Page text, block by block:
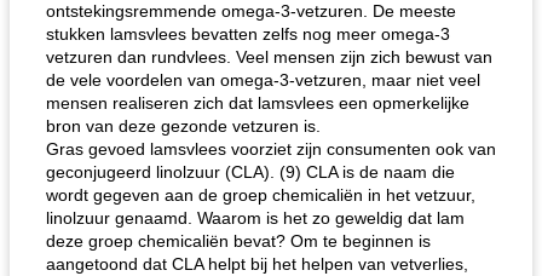
ontstekingsremmende omega-3-vetzuren. De meeste
stukken lamsvlees bevatten zelfs nog meer omega-3
vetzuren dan rundvlees. Veel mensen zijn zich bewust van
de vele voordelen van omega-3-vetzuren, maar niet veel
mensen realiseren zich dat lamsvlees een opmerkelijke
bron van deze gezonde vetzuren is.
Gras gevoed lamsvlees voorziet zijn consumenten ook van
geconjugeerd linolzuur (CLA). (9) CLA is de naam die
wordt gegeven aan de groep chemicaliën in het vetzuur,
linolzuur genaamd. Waarom is het zo geweldig dat lam
deze groep chemicaliën bevat? Om te beginnen is
aangetoond dat CLA helpt bij het helpen van vetverlies,